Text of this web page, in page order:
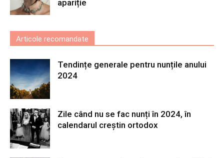
apariție
Articole recomandate
Tendințe generale pentru nunțile anului
2024
Zile când nu se fac nunți în 2024, în
calendarul creștin ortodox